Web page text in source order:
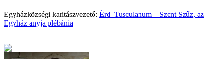
Egyházközségi karitászvezető: Érd–Tusculanum – Szent Szűz, az
Egyház anyja plébánia